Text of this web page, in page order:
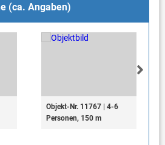
(ca. Angaben)
Objekt-Nr. 11767 | 4-6
Personen, 150 m